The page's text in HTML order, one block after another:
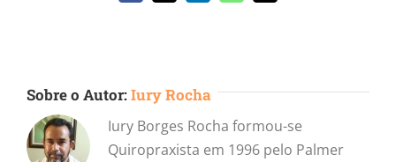
mail
Sobre o Autor:Iury Rocha
Iury Borges Rocha formou-se
Quiropraxista em 1996 pelo Palmer